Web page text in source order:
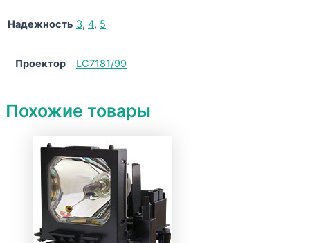
Надежность 3, 4, 5
Проектор LC7181/99
Похожие товары